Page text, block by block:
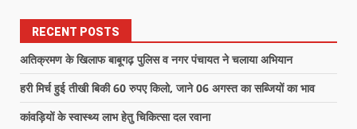
RECENT POSTS
अतिक्रमण के खिलाफ बाबूगढ़ पुलिस व नगर पंचायत ने चलाया अभियान
हरी मिर्च हुई तीखी बिकी 60 रुपए किलो, जाने 06 अगस्त का सब्जियों का भाव
कांवड़ियों के स्वास्थ्य लाभ हेतु चिकित्सा दल रवाना